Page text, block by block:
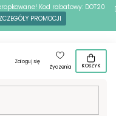
Kod rabatowy: DOT20
PROMOCJI
Zaloguj się
Życzenia
KOSZYK